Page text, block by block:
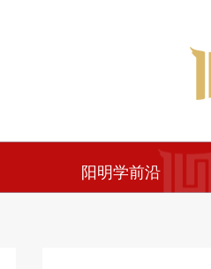
阳明学前沿